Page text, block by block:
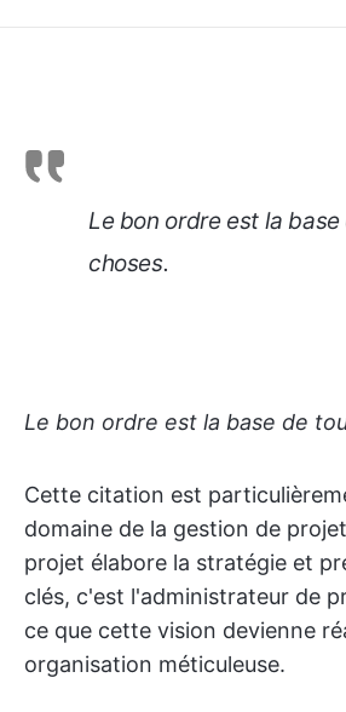
Le bon ordre est la
choses.
Le bon ordre est la base de
Cette citation est
domaine de la gestion de
projet élabore la stratégie et
clés, c'est l'administrateur de
ce que cette vision devienne
organisation méticuleuse.